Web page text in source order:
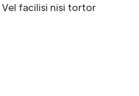
facilisi nisi tortor